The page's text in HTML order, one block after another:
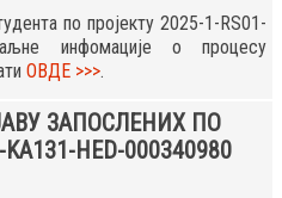
по пројекту 2025-1-RS01-
инфомације о процесу
ОВДЕ >>>.
ЗАПОСЛЕНИХ ПО
HED-000340980